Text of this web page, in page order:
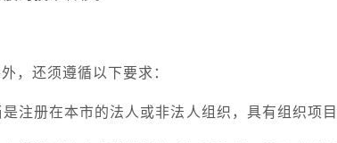
，还须遵循以下要求：
注册在本市的法人或非法人组织，具有组织项